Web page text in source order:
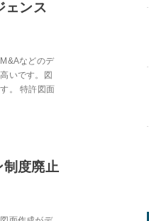
ェンス
などのデ
いです。図
。 特許図面
制度廃止